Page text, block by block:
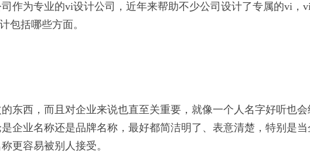
作为专业的vi设计公司，近年来帮助不少公司设计了专属的vi
包括哪些方面。
东西，而且对企业来说也直至关重要，就像一个人名字好听也
企业名称还是品牌名称，最好都简洁明了、表意清楚，特别是
更容易被别人接受。